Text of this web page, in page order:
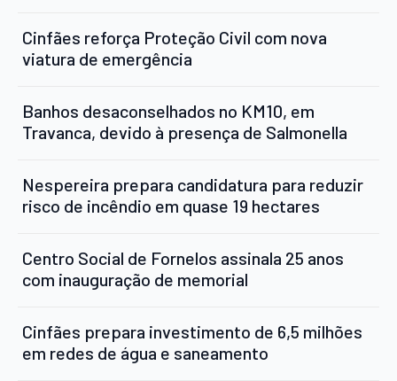
Cinfães reforça Proteção Civil com nova
viatura de emergência
Banhos desaconselhados no KM10, em
Travanca, devido à presença de Salmonella
Nespereira prepara candidatura para reduzir
risco de incêndio em quase 19 hectares
Centro Social de Fornelos assinala 25 anos
com inauguração de memorial
Cinfães prepara investimento de 6,5 milhões
em redes de água e saneamento